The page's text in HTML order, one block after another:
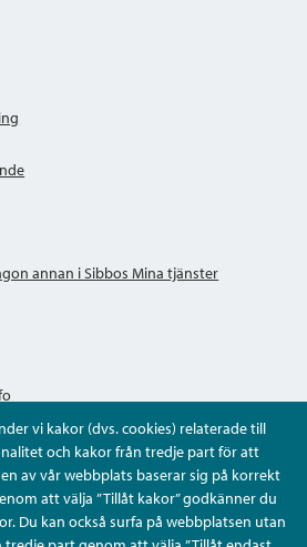
vi kakor (dvs. cookies) relaterade till
och kakor från tredje part för att
av vår webbplats baserar sig på korrekt
att välja ”Tillåt kakor” godkänner du
Du kan också surfa på webbplatsen utan
annan i Sibbos Mina tjänster
ditt ärende